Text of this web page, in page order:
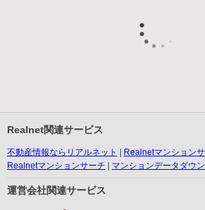
Realnet関連サービス
不動産情報ならリアルネット
Realnetマンションサ
Realnetマンションサーチ
マンションデータダウ
運営会社関連サービス